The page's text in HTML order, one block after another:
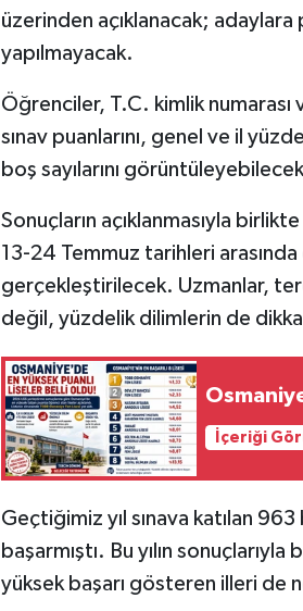
üzerinden açıklanacak;
yapılmayacak.
Öğrenciler, T.C. kimlik
sınav puanlarını, genel ve il
boş sayılarını
Sonuçların açıklanmasıyla
13-24 Temmuz tarihleri
gerçekleştirilecek. Uzmanlar,
değil, yüzdelik dilimlerin de
İçeriği
Geçtiğimiz yıl sınava katılan
başarmıştı. Bu yılın
yüksek başarı gösteren illeri de